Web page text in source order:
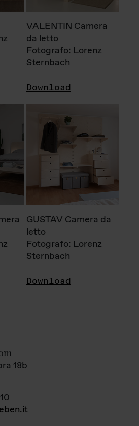
VALENTIN Camera
da letto
Fotografo: Lorenz
Sternbach
Download
GUSTAV Camera da
letto
Fotografo: Lorenz
Sternbach
Download
18b